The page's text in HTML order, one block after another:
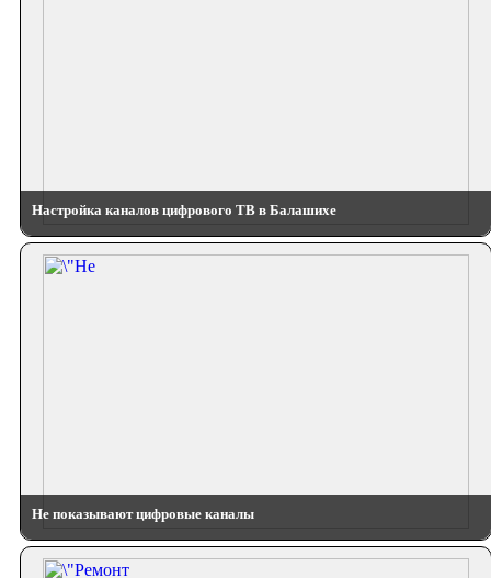
Настройка каналов цифрового ТВ в Балашихе
Не показывают цифровые каналы